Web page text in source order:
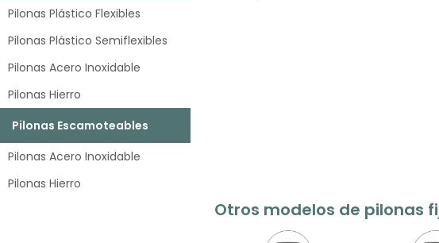
Pilonas Plástico Flexibles
Pilonas Plástico Semiflexibles
Pilonas Acero Inoxidable
Pilonas Hierro
Pilonas Escamoteables
Pilonas Acero Inoxidable
Pilonas Hierro
Otros modelos de pilonas